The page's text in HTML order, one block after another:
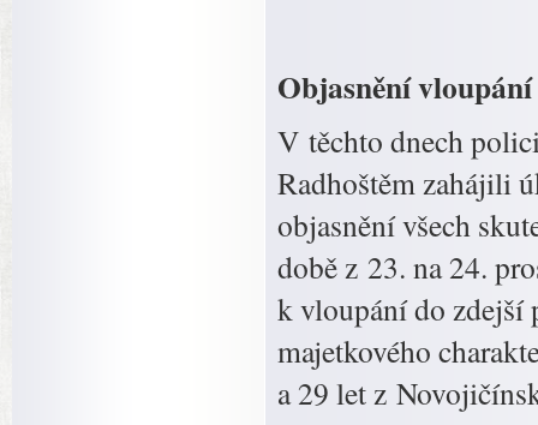
Objasnění
V těchto dnech
Radhoštěm zahájili
objasnění všech
době z 23. na 24.
k vloupání do zdejší
majetkového
a 29 let z